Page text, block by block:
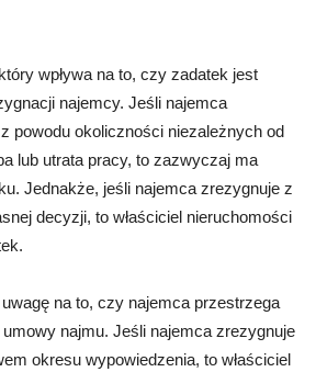
wpływa na to, czy zadatek jest
najemcy. Jeśli najemca
powodu okoliczności niezależnych od
lub utrata pracy, to zazwyczaj ma
Jednakże, jeśli najemca zrezygnuje z
decyzji, to właściciel nieruchomości
na to, czy najemca przestrzega
najmu. Jeśli najemca zrezygnuje
okresu wypowiedzenia, to właściciel